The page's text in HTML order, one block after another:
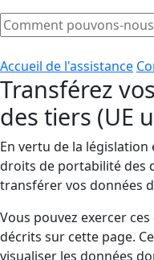
Accueil de l'assistance
Transférez
des tiers (UE
En vertu de la
droits de portabilité des
transférer vos données
Vous pouvez exercer
décrits sur cette page.
visualiser les données